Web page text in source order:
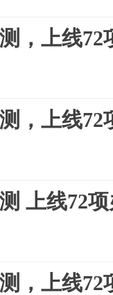
，上线72
，上线72
上线72
，上线72